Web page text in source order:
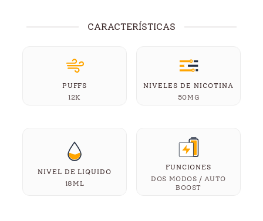
CARACTERÍSTICAS
PUFFS
12K
NIVELES DE NICOTINA
50MG
NIVEL DE LIQUIDO
18ML
FUNCIONES
DOS MODOS / AUTO
BOOST